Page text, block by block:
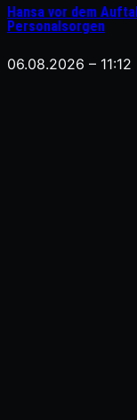
Hansa vor dem
Personalsorgen
06.08.2026 – 11:12